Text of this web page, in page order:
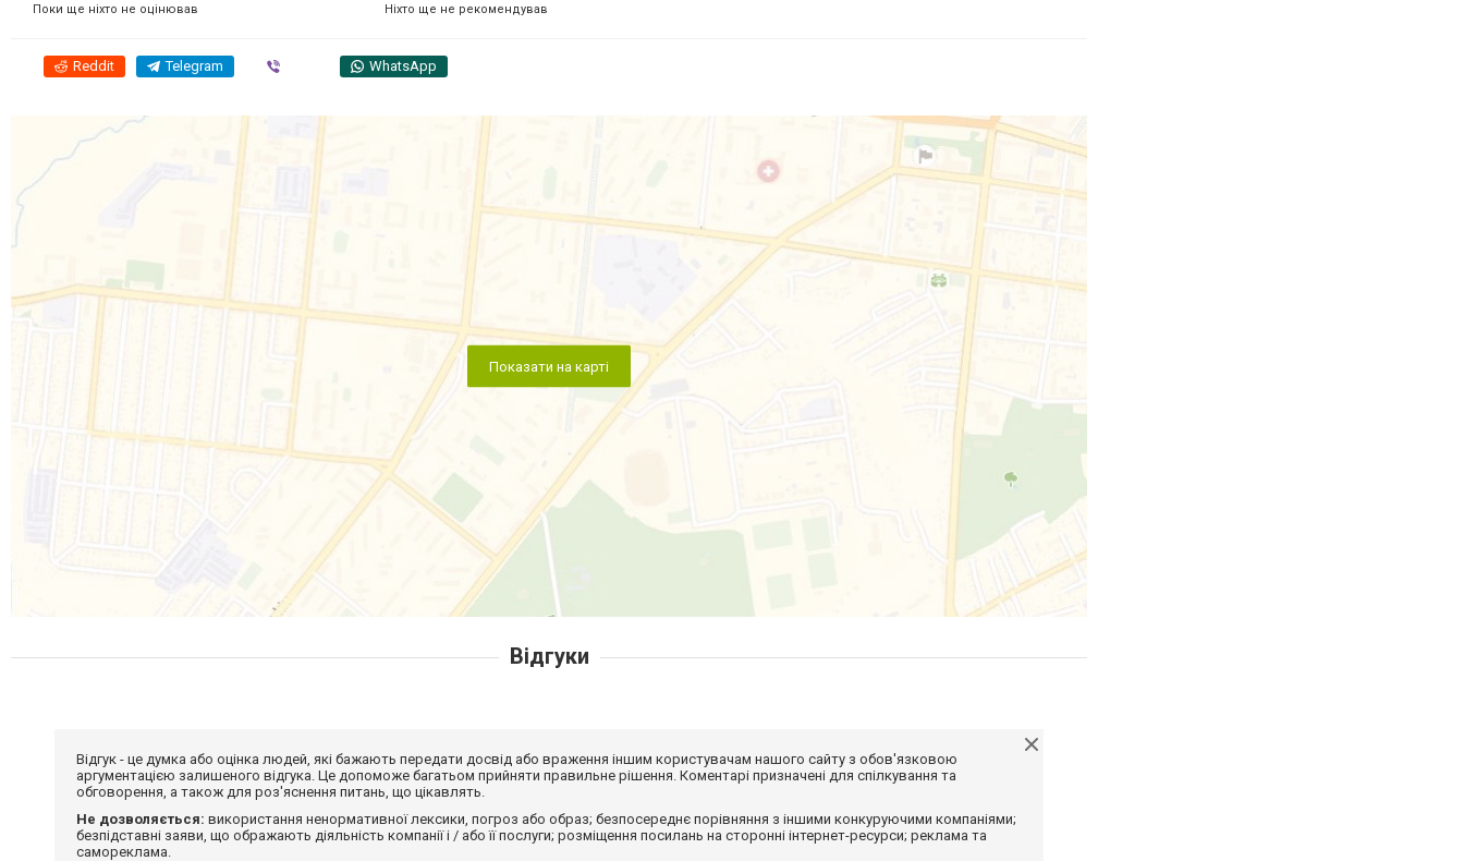
Поки ще ніхто не оцінював Ніхто ще не рекомендував
Reddit Telegram WhatsApp
Показати на карті
Відгуки
Відгук - це думка або оцінка людей, які бажають передати досвід або враження іншим користувачам нашого сайту з обов'язковою
аргументацією залишеного відгука. Це допоможе багатьом прийняти правильне рішення. Коментарі призначені для спілкування та
обговорення, а також для роз'яснення питань, що цікавлять.
Не дозволяється: використання ненормативної лексики, погроз або образ; безпосереднє порівняння з іншими конкуруючими компаніями;
безпідставні заяви, що ображають діяльність компанії і / або її послуги; розміщення посилань на сторонні інтернет-ресурси; реклама та
самореклама.